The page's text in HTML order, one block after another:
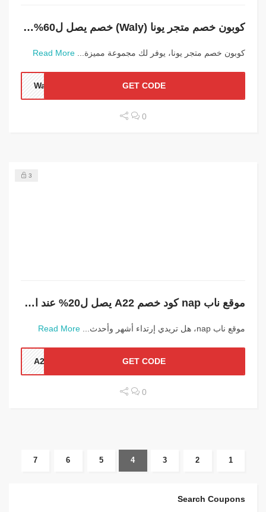
كوبون خصم متجر يونا (Waly) خصم يصل ل60% على الأجهزة
كوبون خصم متجر يونا، يوفر لك مجموعة مميزة... Read More
GET CODE
0
3
موقع ناب nap كود خصم A22 يصل ل20% عند الشراء
موقع ناب nap، هل تريدي إرتداء أشهر وأحدث... Read More
GET CODE
0
1
2
3
4
5
6
7
Search Coupons